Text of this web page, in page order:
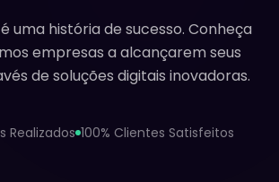
uma história de sucesso. Conheça
empresas a alcançarem seus
de soluções digitais inovadoras.
Realizados 100% Clientes Satisfeitos